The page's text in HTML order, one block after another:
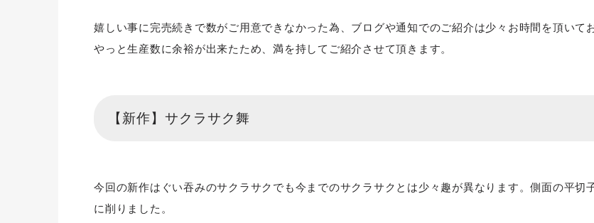
嬉しい事に完売続きで数がご用意できなかった為、ブログや通知でのご紹介は少々お時間を頂いて
やっと生産数に余裕が出来たため、満を持してご紹介させて頂きます。
【新作】サクラサク舞
今回の新作はぐい吞みのサクラサクでも今までのサクラサクとは少々趣が異なります。側面の平切
に削りました。